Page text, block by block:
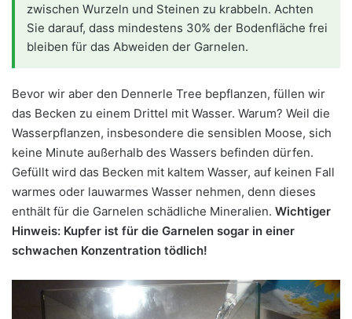
zwischen Wurzeln und Steinen zu krabbeln. Achten
Sie darauf, dass mindestens 30% der Bodenfläche frei
bleiben für das Abweiden der Garnelen.
Bevor wir aber den Dennerle Tree bepflanzen, füllen wir
das Becken zu einem Drittel mit Wasser. Warum? Weil die
Wasserpflanzen, insbesondere die sensiblen Moose, sich
keine Minute außerhalb des Wassers befinden dürfen.
Gefüllt wird das Becken mit kaltem Wasser, auf keinen Fall
warmes oder lauwarmes Wasser nehmen, denn dieses
enthält für die Garnelen schädliche Mineralien. Wichtiger
Hinweis: Kupfer ist für die Garnelen sogar in einer
schwachen Konzentration tödlich!